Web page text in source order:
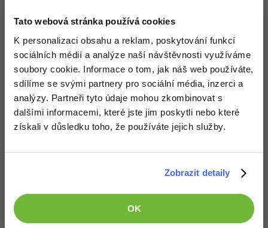
Tato webová stránka používá cookies
K personalizaci obsahu a reklam, poskytování funkcí
sociálních médií a analýze naší návštěvnosti využíváme
soubory cookie. Informace o tom, jak náš web používáte,
sdílíme se svými partnery pro sociální média, inzerci a
analýzy. Partneři tyto údaje mohou zkombinovat s
dalšími informacemi, které jste jim poskytli nebo které
získali v důsledku toho, že používáte jejich služby.
Zobrazit detaily
OK
Dnes už musím bohužel končit , mrknu na to zítra
Nahoru Odpovědět
Motlja: 10.2.2014 23:25
Podle mě jsi ho někde zformátoval a teď není vidět (dělají to
"chytré televize") Každopádně ve Windows najdi správce disků
pokud ho tam vidíš tak by měl být v pohodě
Nahoru Odpovědět +1
12.2.2014 15:34
Nahoru Odpovědět